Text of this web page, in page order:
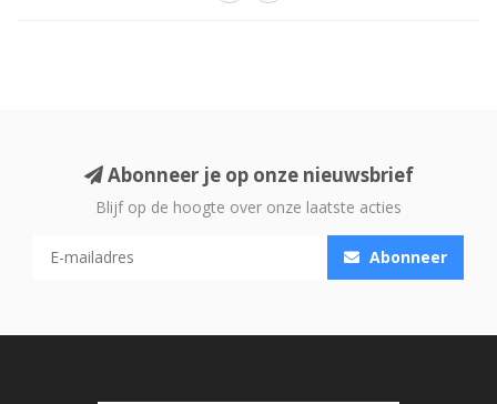
Abonneer je op onze nieuwsbrief
Blijf op de hoogte over onze laatste acties
Abonneer